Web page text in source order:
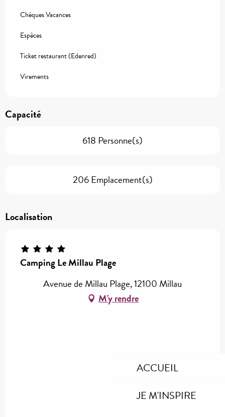
ACCUEIL
JE M'INSPIRE
Chèques Vacances
Espèces
Ticket restaurant (Edenred)
Virements
Capacité
618 Personne(s)
206 Emplacement(s)
Localisation
Camping Le Millau Plage
Avenue de Millau Plage, 12100 Millau
M'y rendre